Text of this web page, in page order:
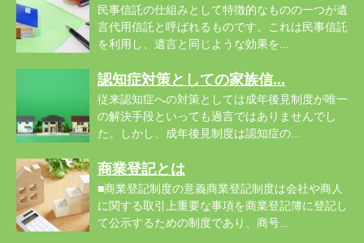
民事信託の仕組みとして特徴的なものの一つが遺
言代用信託と呼ばれるものです。これは民事信託
を利用し、遺言と同じような効果を...
認知症対策としての家族信...
従来認知症への対策としては成年後見制度が唯一
の解決手段といっても過言ではありませんでし
た。しかし、成年後見制度は認知症の...
商業登記とは
■商業登記制度の意義商業登記制度は会社や商人
に関する取引上重要な事項を商業登記簿に登記し
て公示するための制度であり、商号...